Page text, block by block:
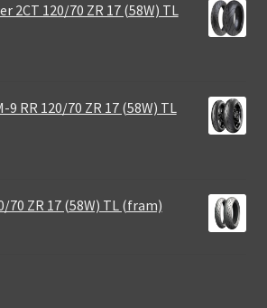
2CT 120/70 ZR 17 (58W) TL
RR 120/70 ZR 17 (58W) TL
70 ZR 17 (58W) TL (fram)